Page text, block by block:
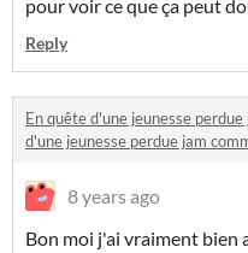
pour voir ce que ça peut
Reply
En quête d'une jeunesse
d'une jeunesse perdue jam
8 years ago
Bon moi j'ai vraiment bien